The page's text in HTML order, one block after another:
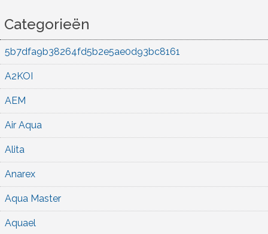
Categorieën
5b7dfa9b38264fd5b2e5ae0d93bc8161
A2KOI
AEM
Air Aqua
Alita
Anarex
Aqua Master
Aquael